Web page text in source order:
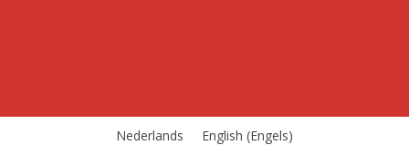
Nederlands English (Engels)